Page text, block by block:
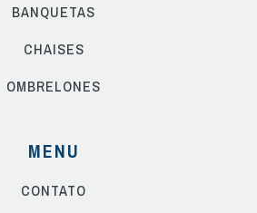
BANQUETAS
CHAISES
OMBRELONES
MENU
CONTATO